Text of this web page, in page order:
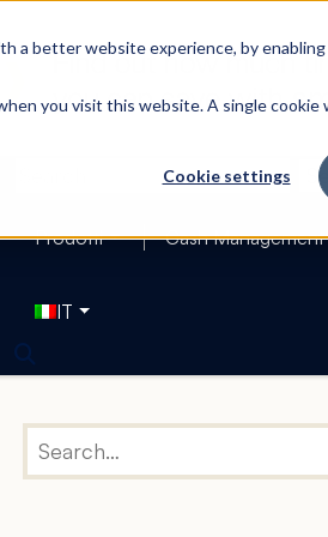
a better website experience, by
you visit this website. A single
Cookie settings
Prodotti Cash Management
IT